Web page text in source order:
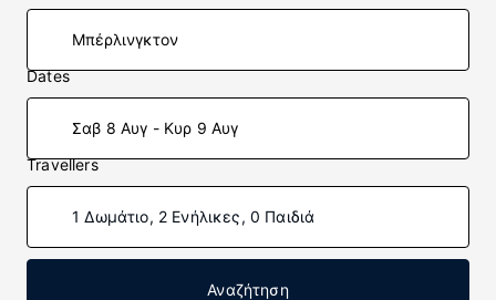
Dates
Σαβ 8 Αυγ - Κυρ 9 Αυγ
Travellers
1 Δωμάτιο, 2 Ενήλικες, 0 Παιδιά
Αναζήτηση